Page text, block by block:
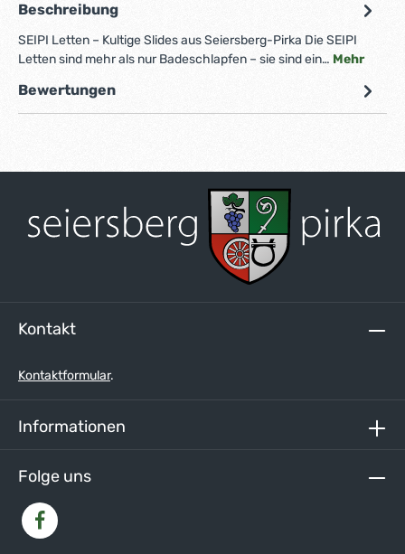
Beschreibung
SEIPI Letten – Kultige Slides aus Seiersberg-Pirka Die SEIPI
Letten sind mehr als nur Badeschlapfen – sie sind ein… Mehr
Bewertungen
Folge uns
Kontakt
Kontaktformular.
Informationen